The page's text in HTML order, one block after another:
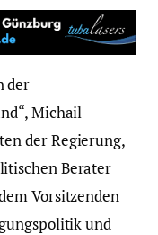
der
Michail
der Regierung,
Berater
Vorsitzenden
und